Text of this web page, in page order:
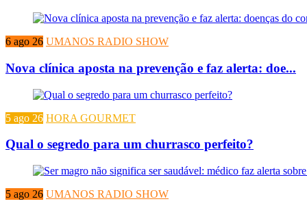
6 ago 26 UMANOS RADIO SHOW
Nova clínica aposta na prevenção e faz alerta: doe...
5 ago 26 HORA GOURMET
Qual o segredo para um churrasco perfeito?
5 ago 26 UMANOS RADIO SHOW